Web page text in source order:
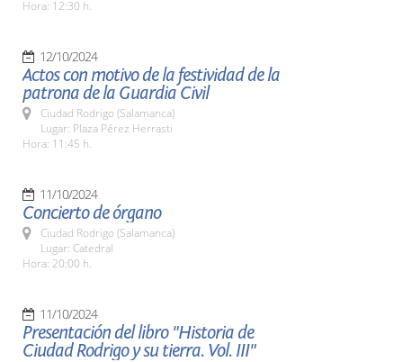
Hora: 12:30 h.
12/10/2024
Actos con motivo de la festividad de la
patrona de la Guardia Civil
Ciudad Rodrigo (Salamanca)
Lugar: Plaza Pérez Herrasti
Hora: 11:45 h.
11/10/2024
Concierto de órgano
Ciudad Rodrigo (Salamanca)
Lugar: Catedral
Hora: 20:00 h.
11/10/2024
Presentación del libro "Historia de
Ciudad Rodrigo y su tierra. Vol. III"